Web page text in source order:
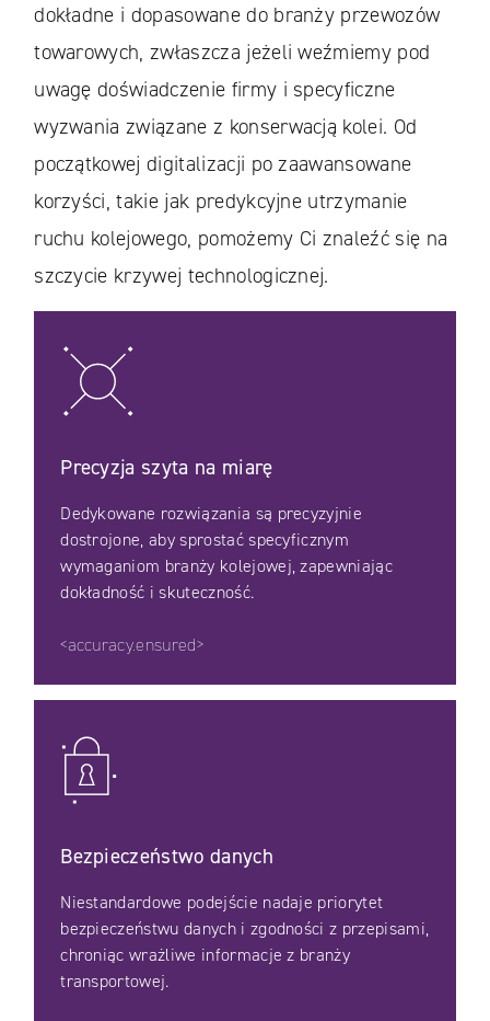
dokładne i dopasowane do branży przewozów
towarowych, zwłaszcza jeżeli weźmiemy pod
uwagę doświadczenie firmy i specyficzne
wyzwania związane z konserwacją kolei. Od
początkowej digitalizacji po zaawansowane
korzyści, takie jak predykcyjne utrzymanie
ruchu kolejowego, pomożemy Ci znaleźć się na
szczycie krzywej technologicznej.
Precyzja szyta na miarę
Dedykowane rozwiązania są precyzyjnie
dostrojone, aby sprostać specyficznym
wymaganiom branży kolejowej, zapewniając
dokładność i skuteczność.
<accuracy.ensured>
Bezpieczeństwo danych
Niestandardowe podejście nadaje priorytet
bezpieczeństwu danych i zgodności z przepisami,
chroniąc wrażliwe informacje z branży
transportowej.